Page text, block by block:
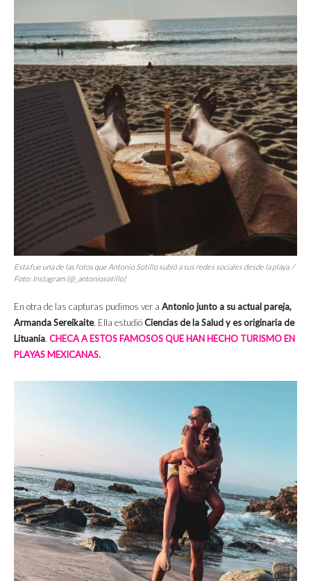
Esta fue una de las fotos que Antonio Sotillo subió a sus redes sociales desde la playa. /
Foto: Instagram (@_antoniosotillo)
En otra de las capturas pudimos ver a Antonio junto a su actual pareja,
Armanda Sereikaite. Ella estudióCiencias de la Salud y es originaria de
Lituania. CHECA A ESTOS FAMOSOS QUE HAN HECHO TURISMO EN
PLAYAS MEXICANAS.